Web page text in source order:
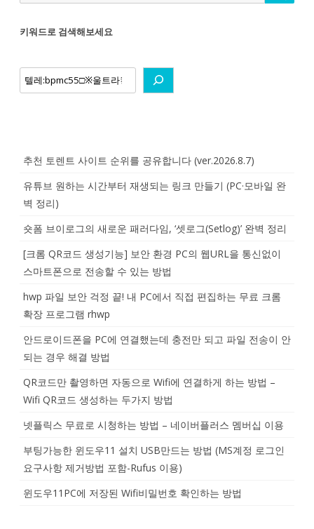
for:
키워드로 검색해보세요
추천 토렌트 사이트 순위를 공유합니다 (ver.2026.8.7)
유튜브 원하는 시간부터 재생되는 링크 만들기 (PC·모바일 완
벽 정리)
숏폼 브이로그의 새로운 패러다임, ‘셋로그(Setlog)’ 완벽 정리
[크롬 QR코드 생성기능] 보안 환경 PC의 웹URL을 통신없이
스마트폰으로 전송할 수 있는 방법
hwp 파일 보안 걱정 끝! 내 PC에서 직접 편집하는 무료 크롬
확장 프로그램 rhwp
안드로이드폰을 PC에 연결했는데 충전만 되고 파일 전송이 안
되는 경우 해결 방법
QR코드만 촬영하면 자동으로 Wifi에 연결하게 하는 방법 –
Wifi QR코드 생성하는 두가지 방법
넷플릭스 무료로 시청하는 방법 – 네이버플러스 멤버십 이용
부팅가능한 윈도우11 설치 USB만드는 방법 (MS계정 로그인
요구사항 제거방법 포함-Rufus 이용)
윈도우11PC에 저장된 Wifi비밀번호 확인하는 방법